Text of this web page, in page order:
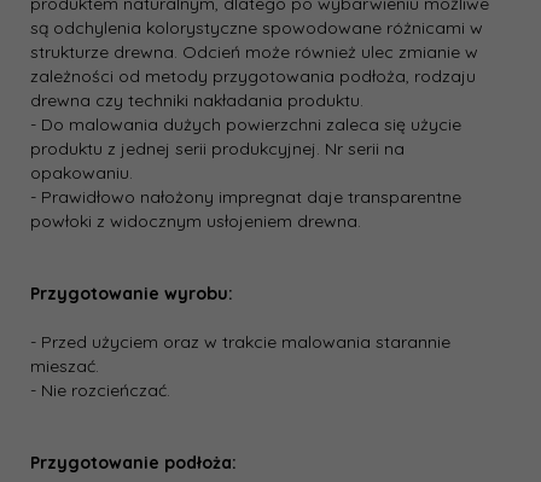
są odchylenia kolorystyczne spowodowane różnicami w
strukturze drewna. Odcień może również ulec zmianie w
zależności od metody przygotowania podłoża, rodzaju
drewna czy techniki nakładania produktu.
- Do malowania dużych powierzchni zaleca się użycie
produktu z jednej serii produkcyjnej. Nr serii na
opakowaniu.
- Prawidłowo nałożony impregnat daje transparentne
powłoki z widocznym usłojeniem drewna.
Przygotowanie wyrobu:
- Przed użyciem oraz w trakcie malowania starannie
mieszać.
- Nie rozcieńczać.
Przygotowanie podłoża: